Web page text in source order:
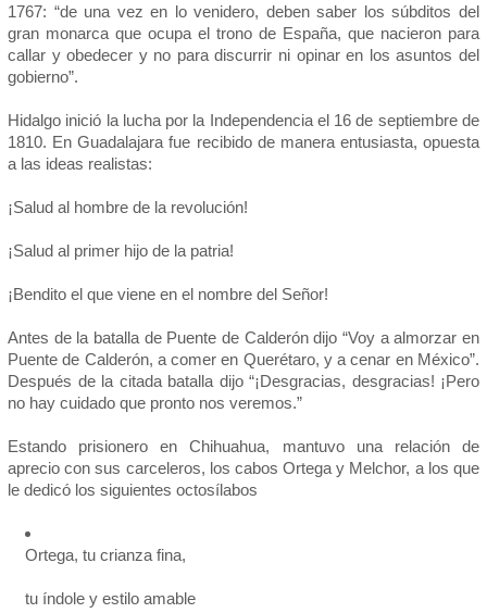
1767: “de una vez en lo venidero, deben saber los súbditos del
gran monarca que ocupa el trono de España, que nacieron para
callar y obedecer y no para discurrir ni opinar en los asuntos del
gobierno”.
Hidalgo inició la lucha por la Independencia el 16 de septiembre de
1810. En Guadalajara fue recibido de manera entusiasta, opuesta
a las ideas realistas:
¡Salud al hombre de la revolución!
¡Salud al primer hijo de la patria!
¡Bendito el que viene en el nombre del Señor!
Antes de la batalla de Puente de Calderón dijo “Voy a almorzar en
Puente de Calderón, a comer en Querétaro, y a cenar en México”.
Después de la citada batalla dijo “¡Desgracias, desgracias! ¡Pero
no hay cuidado que pronto nos veremos.”
Estando prisionero en Chihuahua, mantuvo una relación de
aprecio con sus carceleros, los cabos Ortega y Melchor, a los que
le dedicó los siguientes octosílabos
Ortega, tu crianza fina,
tu índole y estilo amable